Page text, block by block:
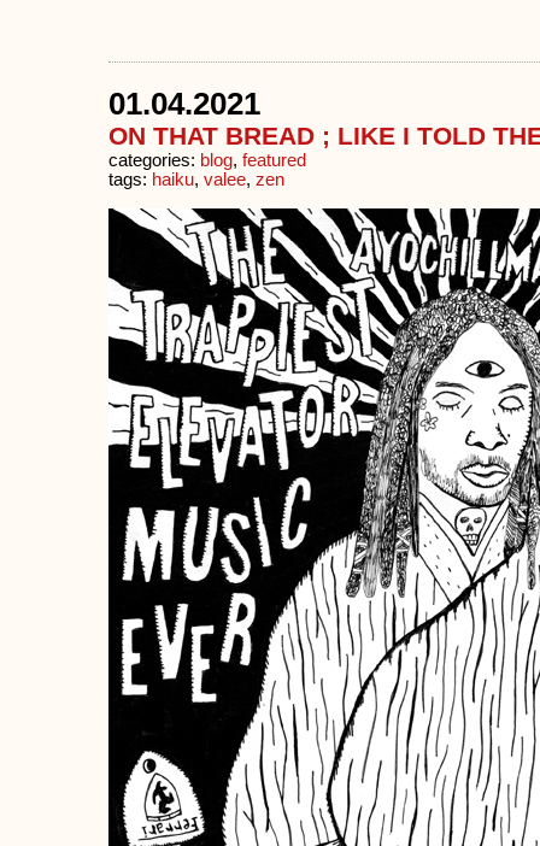
01.04.2021
ON THAT BREAD ; LIKE I TOLD
categories: blog, featured
tags: haiku, valee, zen